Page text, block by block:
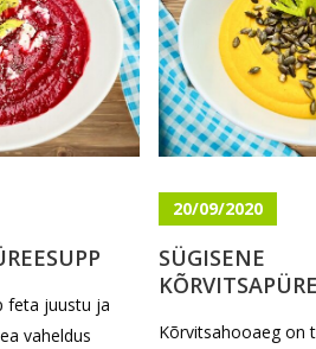
feta juustu ja
vaheldus
20/09/2020
SÜGISENE
Kõrvitsahooaeg on